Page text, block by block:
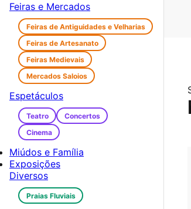
Feiras e Mercados
Feiras de Antiguidades e Velharias
Feiras de Artesanato
Feiras Medievais
Mercados Saloios
Espetáculos
Teatro
Concertos
Cinema
Miúdos e Família
Exposições
Diversos
Praias Fluviais